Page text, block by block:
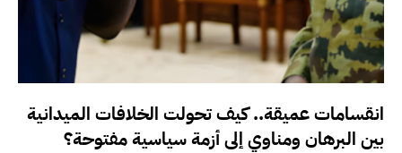
انقسامات عميقة.. كيف تحولت الخلافات الميدانية
بين البرهان ومناوي إلى أزمة سياسية مفتوحة؟